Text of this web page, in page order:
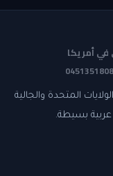
في أمريكا
المتحدة والجالية
عربية بسيطة.